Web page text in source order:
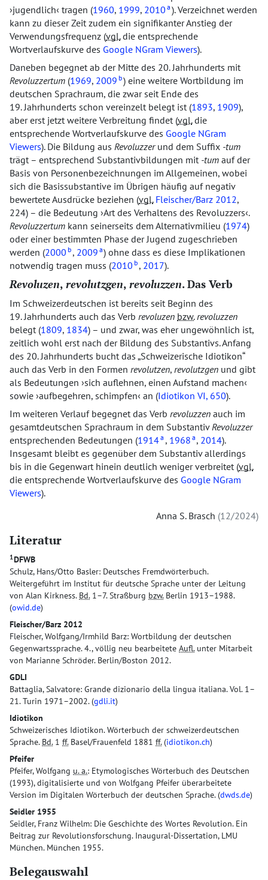
jugendlich tragen (1960, 1999, 2010 a ). Verzeichnet werden
kann zu dieser Zeit zudem ein signifikanter Anstieg der
Verwendungsfrequenz (vgl.die entsprechende
Wortverlaufskurve des Google NGram Viewers).
Daneben begegnet ab der Mitte des 20. Jahrhunderts mit
Revoluzzertum (1969, 2009 b) eine weitere Wortbildung im
deutschen Sprachraum, die zwar seit Ende des
19. Jahrhunderts schon vereinzelt belegt ist (1893, 1909),
aber erst jetzt weitere Verbreitung findet (vgl.die
entsprechende Wortverlaufskurve des Google NGram
Viewers). Die Bildung aus Revoluzzerund dem Suffix -tum
trägt – entsprechend Substantivbildungen mit -tum auf der
Basis von Personenbezeichnungen im Allgemeinen, wobei
sich die Basissubstantive im Übrigen häufig auf negativ
bewertete Ausdrücke beziehen (vgl. Fleischer/Barz 2012,
224) – die Bedeutung Art des Verhaltens des Revoluzzers .
Revoluzzertum kann seinerseits dem Alternativmilieu (1974)
oder einer bestimmten Phase der Jugend zugeschrieben
werden (2000 b , 2009 a) ohne dass es diese Implikationen
notwendig tragen muss (2010 b , 2017).
Revoluzen, revolutzgen, revoluzzen. Das Verb
Im Schweizerdeutschen ist bereits seit Beginn des
19. Jahrhunderts auch das Verb revoluzen bzw. revoluzzen
belegt (1809, 1834) – und zwar, was eher ungewöhnlich ist,
zeitlich wohl erst nach der Bildung des Substantivs. Anfang
des 20. Jahrhunderts bucht das Schweizerische Idiotikon
auch das Verb in den Formen revolutzen, revolutzgen und gibt
als Bedeutungen sich auflehnen, einen Aufstand machen
sowie aufbegehren, schimpfen an (Idiotikon VI, 650).
Im weiteren Verlauf begegnet das Verb revoluzzen auch im
gesamtdeutschen Sprachraum in dem SubstantivRevoluzzer
entsprechenden Bedeutungen (1914a , 1968 a , 2014).
Insgesamt bleibt es gegenüber dem Substantiv allerdings
bis in die Gegenwart hinein deutlich weniger verbreitet (vgl.
die entsprechende Wortverlaufskurve des Google NGram
Viewers).
Anna S. Brasch 12/2024
Literatur
1 DFWB
Schulz, Hans/Otto Basler: Deutsches Fremdwörterbuch.
Weitergeführt im Institut für deutsche Sprache unter der Leitung
von Alan Kirkness. Bd.1–7. Straßburg bzw.Berlin 1913–1988.
(owid.de)
Fleischer/Barz 2012
Fleischer, Wolfgang/Irmhild Barz: Wortbildung der deutschen
Gegenwartssprache. 4., völlig neu bearbeitete Aufl.unter Mitarbeit
von Marianne Schröder. Berlin/Boston 2012.
GDLI
Battaglia, Salvatore: Grande dizionario della lingua italiana. Vol. 1–
21. Turin 1971–2002. (gdli.it)
Idiotikon
Schweizerisches Idiotikon. Wörterbuch der schweizerdeutschen
Sprache. Bd.1 ff.Basel/Frauenfeld 1881 ff.(idiotikon.ch)
Pfeifer
Pfeifer, Wolfgang u. a.: Etymologisches Wörterbuch des Deutschen
(1993), digitalisierte und von Wolfgang Pfeifer überarbeitete
Version im Digitalen Wörterbuch der deutschen Sprache. (dwds.de)
Seidler 1955
Seidler, Franz Wilhelm: Die Geschichte des Wortes Revolution. Ein
Beitrag zur Revolutionsforschung. Inaugural-Dissertation, LMU
München. München 1955.
Belegauswahl